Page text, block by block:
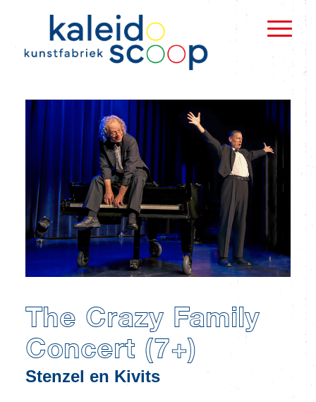
The Crazy Family
Concert (7+)
Stenzel en Kivits